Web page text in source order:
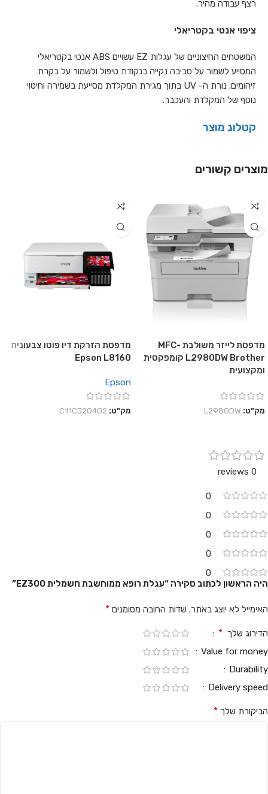
רצף עבודה מהיר.
ציפוי אנטי בקטריאלי
המשטחים החיצוניים של עגלות EZ עשויים ABS אנטי בקטריאלי
המסייע לשמור על סביבה נקייה בנקודת טיפול ולשמור על בקרת
זיהומים. נורת ה- UV בתוך מגירת המקלדת מסייעת בשמירה וחיטוי
נוסף של המקלדת והעכבר.
קטלוג מוצר
מוצרים קשורים
מדפסת לייזר משולבת MFC-
L2980DW Brother קומפקטית
ומקצועית
מק"ט: L2980DW
מדפסת הזרקת דיו פוטו צבעונית
Epson L8160
Epson
מק"ט: C11CJ20402
0 reviews
0
0
0
0
0
היה הראשון לכתוב סקירה “עגלת רופא ממוחשבת חשמלית EZ300”
האימייל לא יוצג באתר. שדות החובה מסומנים *
הדירוג שלך *
Value for money
Durability
Delivery speed
הביקורת שלך *